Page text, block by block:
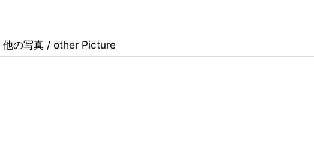
他の写真 / other Picture